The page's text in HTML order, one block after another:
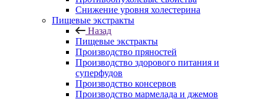
Снижение уровня холестерина
Пищевые экстракты
Назад
Пищевые экстракты
Производство пряностей
Производство здорового питания и
суперфудов
Производство консервов
Производство мармелада и джемов